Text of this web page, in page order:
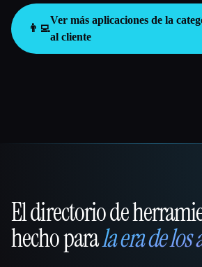
👨‍💻
Ver más aplicaciones de la
al cliente
That AI Collection
El directorio de
hecho parala era de los